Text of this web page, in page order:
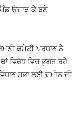
ਉਜਾੜ ਕੇ ਬਣੇ
ਕਮੇਟੀ ਪ੍ਰਧਾਨ ਨੇ
ਵਿਰੋਧ ਵਿਚ ਭੁਗਤ ਰਹੇ
ਸਭਾ ਲਈ ਜ਼ਮੀਨ ਦੀ